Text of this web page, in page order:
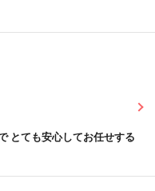
とても安心してお任せする